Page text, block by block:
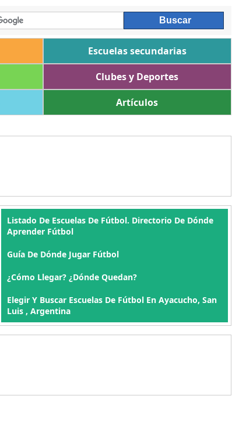
Escuelas secundarias
Clubes y Deportes
Artículos
Listado De Escuelas De Fútbol. Directorio De Dónde
Aprender Fútbol
Guía De Dónde Jugar Fútbol
¿Cómo Llegar? ¿Dónde Quedan?
Elegir Y Buscar Escuelas De Fútbol En Ayacucho, San
Luis , Argentina